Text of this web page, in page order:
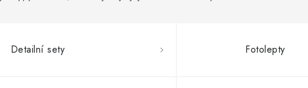
Detailní sety Fotolepty